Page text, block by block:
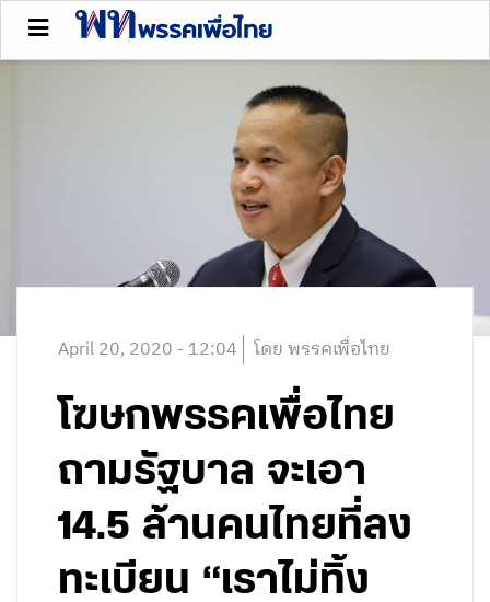
April 20, 2020 - 12:04 โดย พรรคเพื่อไทย
โฆษกพรรคเพื่อไทย
ถามรัฐบาล จะเอา
14.5 ล้านคนไทยที่ลง
ทะเบียน “เราไม่ทิ้ง